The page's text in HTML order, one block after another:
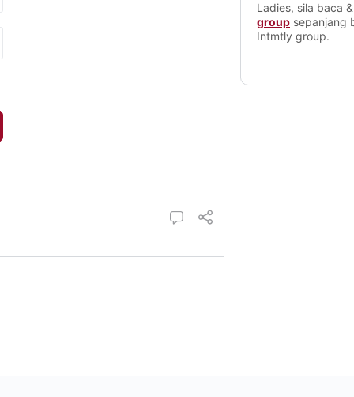
Ladies, sila baca
group sepanjang
Intmtly group.